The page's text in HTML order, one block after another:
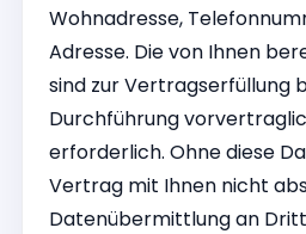
Wohnadresse,
Adresse. Die von Ihnen
sind zur Vertragserfüllung
Durchführung
erforderlich. Ohne diese
Vertrag mit Ihnen nicht
Datenübermittlung an